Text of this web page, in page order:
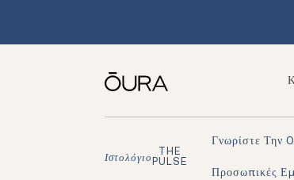
Ιστολόγιο
THE
PULSE
Γνωρίστε Την
Προσωπικές